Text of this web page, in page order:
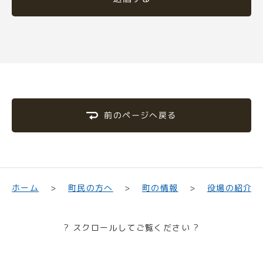
前のページへ戻る
ホーム 町民の方へ 町の情報 役場の紹介
? スクロールしてご覧ください ?